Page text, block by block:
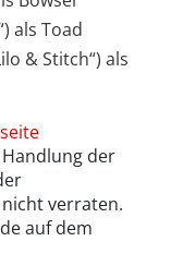
als Toad
& Stitch“) als
der
verraten.
auf dem